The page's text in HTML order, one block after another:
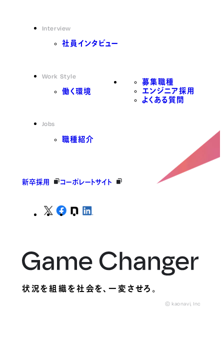
Interview
社員インタビュー
Work Style
働く環境
Jobs
職種紹介
募集職種
エンジニア採用
よくある質問
新卒採用 コーポレートサイト
状況を組織を社会を、一変させろ。
© kaonavi, Inc